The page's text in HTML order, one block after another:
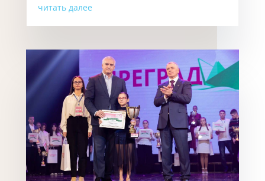
читать далее